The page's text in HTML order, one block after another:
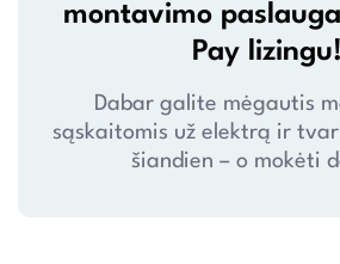
montavimo
Pay lizingu!
Dabar galite mėgautis
sąskaitomis už elektrą ir
šiandien – o mokėti